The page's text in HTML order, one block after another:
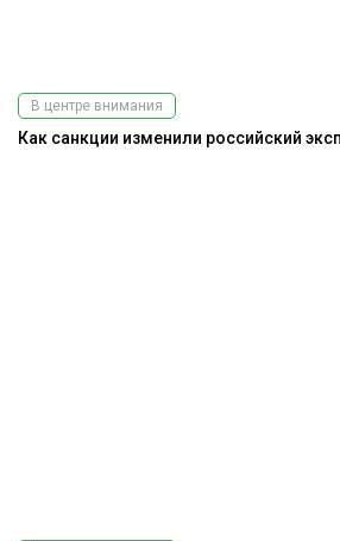
В центре внимания
Как санкции изменили российский